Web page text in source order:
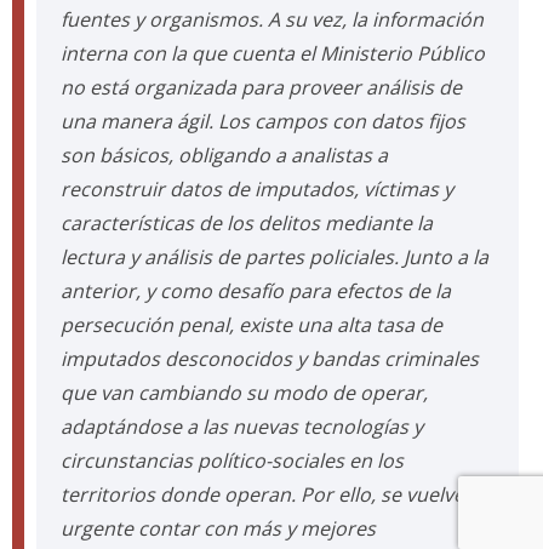
fuentes y organismos. A su vez, la información
interna con la que cuenta el Ministerio Público
no está organizada para proveer análisis de
una manera ágil. Los campos con datos fijos
son básicos, obligando a analistas a
reconstruir datos de imputados, víctimas y
características de los delitos mediante la
lectura y análisis de partes policiales. Junto a la
anterior, y como desafío para efectos de la
persecución penal, existe una alta tasa de
imputados desconocidos y bandas criminales
que van cambiando su modo de operar,
adaptándose a las nuevas tecnologías y
circunstancias político-sociales en los
territorios donde operan. Por ello, se vuelve
urgente contar con más y mejores